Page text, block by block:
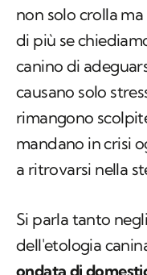
non solo crolla
di più se
canino di
causano solo
rimangono
mandano in crisi
a ritrovarsi nella
Si parla tanto
dell'etologia
ondata di